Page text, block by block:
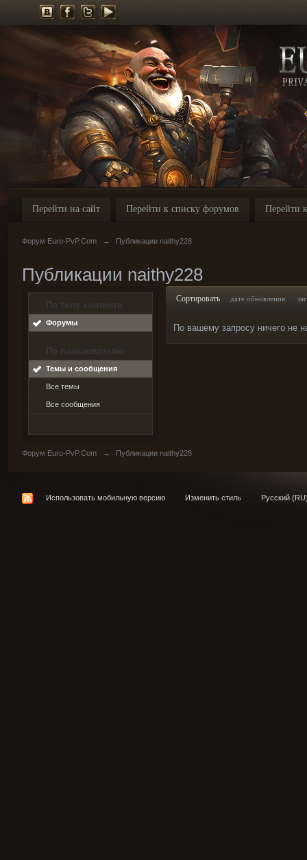
Перейти на сайт Перейти к списку форумов Перейти
Форум Euro-PvP.Com → Публикации naithy228
Публикации naithy228
По типу контента
Форумы
По пользователю
Темы и сообщения
Все темы
Все сообщения
Сортировать дате обновления
По вашему запросу ничего не
Форум Euro-PvP.Com → Публикации naithy228
Использовать мобильную версию Изменить стиль Русский